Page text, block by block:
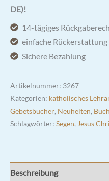
Jesu
Freitage
Menge
DE)!
14-tägiges
einfache Rückerstattung
Sichere Bezahlung
Artikelnummer: 3267
Kategorien: katholisches
Gebetsbücher, Neuheiten,
Schlagwörter: Segen, Jesus
Beschreibung